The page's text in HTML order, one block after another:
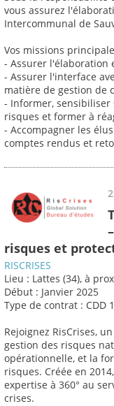
vous assurez
Intercommunal de
Vos missions
- Assurer l'élaboration
- Assurer l'interface
matière de gestion de
- Informer,
risques et former à
- Accompagner les
comptes rendus et
risques et
RISCRISES
Lieu : Lattes (34), à
Début : Janvier 2025
Type de contrat : CDD
Rejoignez RisCrises,
gestion des risques
opérationnelle, et la
risques. Créée en
expertise à 360° au
crises.